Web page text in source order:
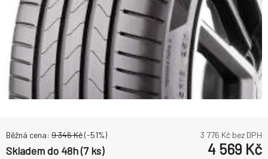
Běžná cena: 9 346Kč(-51%) 3 776 Kč bez DPH
Skladem do 48h (7 ks) 4 569 Kč